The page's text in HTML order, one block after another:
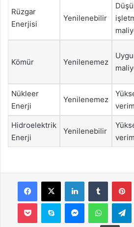
Rüzgar
Enerjisi
Yenilenebilir
Kömür Yenilenemez
Nükleer
Enerji
Yenilenemez
Hidroelektrik
Enerji
Yenilenebilir
Facebook
X LinkedInTumblr
Pocket Skype Messenger